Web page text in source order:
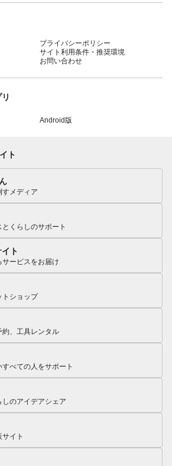
プライバシーポリシー
サイト利用条件・推奨環境
お問い合わせ
Android版
ト
すメディア
くらしのサポート
ト
ービスをお届け
トショップ
約、工具レンタル
べての人をサポート
のアイデアシェア
イト